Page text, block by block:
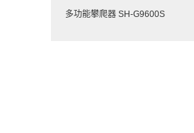
多功能攀爬器 SH-G9600S